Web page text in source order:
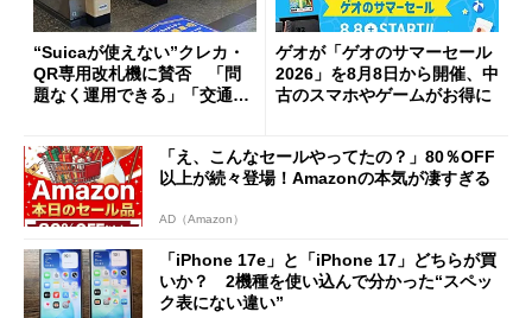
“Suicaが使えない”クレカ・
QR専用改札機に賛否 「問
題なく運用できる」「交通系I
ゲオが「ゲオのサマーセール
2026」を8月8日から開催、中
古のスマホやゲームがお得に
「え、こんなセールやってたの？」80％OFF
以上が続々登場！Amazonの本気が凄すぎる
AD（Amazon）
「iPhone 17e」と「iPhone 17」どちらが買
いか？ 2機種を使い込んで分かった“スペッ
ク表にない違い”